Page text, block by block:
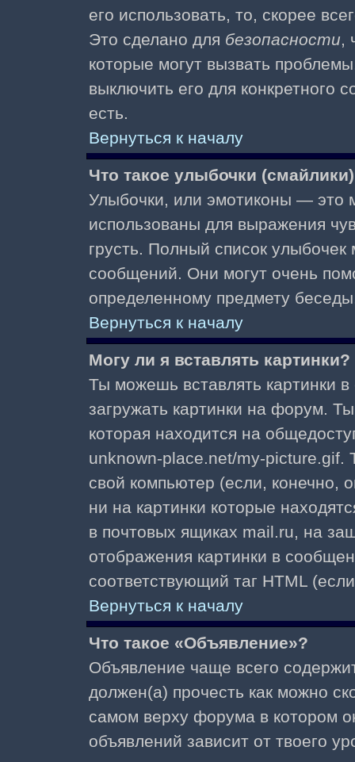
его использовать, то, скорее
Это сделано для безопасности,
которые могут вызвать
выключить его для конкретного
есть.
Вернуться к началу
Что такое улыбочки
Улыбочки, или эмотиконы — это
использованы для выражения
грусть. Полный список
сообщений. Они могут очень
определенному предмету
Вернуться к началу
Могу ли я вставлять картинки?
Ты можешь вставлять картинки
загружать картинки на форум.
которая находится на
unknown-place.net/my-picture.gif.
свой компьютер (если, конечно,
ни на картинки которые
в почтовых ящиках mail.ru, на
отображения картинки в
соответствующий таг HTML
Вернуться к началу
Что такое «Объявление»?
Объявление чаще всего
должен(а) прочесть как можно
самом верху форума в котором
объявлений зависит от твоего